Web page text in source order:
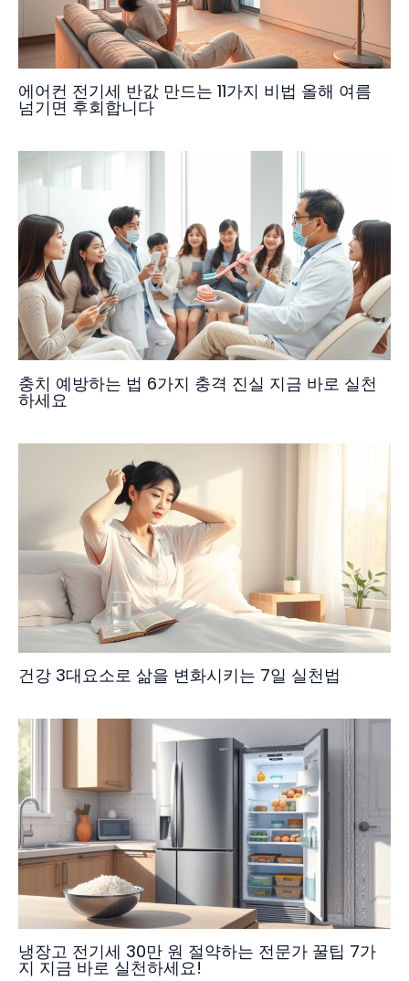
에어컨 전기세 반값 만드는 11가지 비법 올해 여름
넘기면 후회합니다
충치 예방하는 법 6가지 충격 진실 지금 바로 실천
하세요
건강 3대요소로 삶을 변화시키는 7일 실천법
냉장고 전기세 30만 원 절약하는 전문가 꿀팁 7가
지 지금 바로 실천하세요!